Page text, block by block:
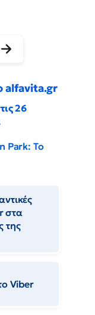
alfavita.gr
26
Park: Το
στα
της
Viber